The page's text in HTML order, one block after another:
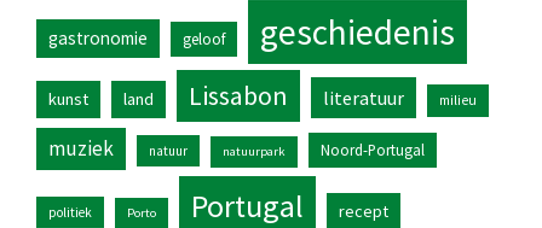
gastronomie geloof geschiedenis
kunst land Lissabon literatuur milieu
muziek natuur natuurpark Noord-Portugal
politiek Porto Portugal recept